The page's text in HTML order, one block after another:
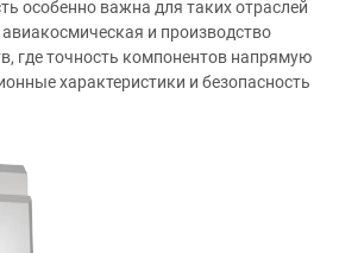
особенно важна для таких отраслей
и производство
где точность компонентов напрямую
характеристики и безопасность